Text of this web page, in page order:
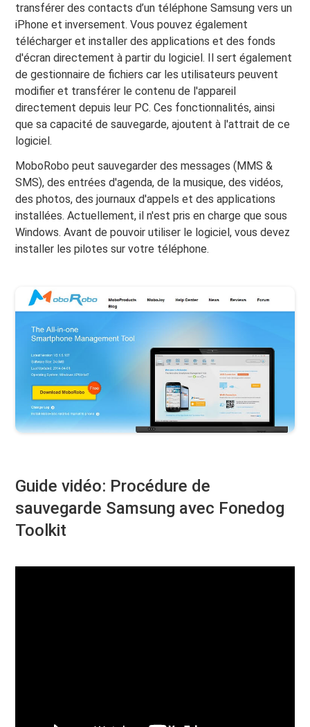
transférer des contacts d’un téléphone Samsung vers un
iPhone et inversement. Vous pouvez également
télécharger et installer des applications et des fonds
d'écran directement à partir du logiciel. Il sert également
de gestionnaire de fichiers car les utilisateurs peuvent
modifier et transférer le contenu de l'appareil
directement depuis leur PC. Ces fonctionnalités, ainsi
que sa capacité de sauvegarde, ajoutent à l'attrait de ce
logiciel.
MoboRobo peut sauvegarder des messages (MMS &
SMS), des entrées d'agenda, de la musique, des vidéos,
des photos, des journaux d'appels et des applications
installées. Actuellement, il n'est pris en charge que sous
Windows. Avant de pouvoir utiliser le logiciel, vous devez
installer les pilotes sur votre téléphone.
Guide vidéo: Procédure de
sauvegarde Samsung avec Fonedog
Toolkit